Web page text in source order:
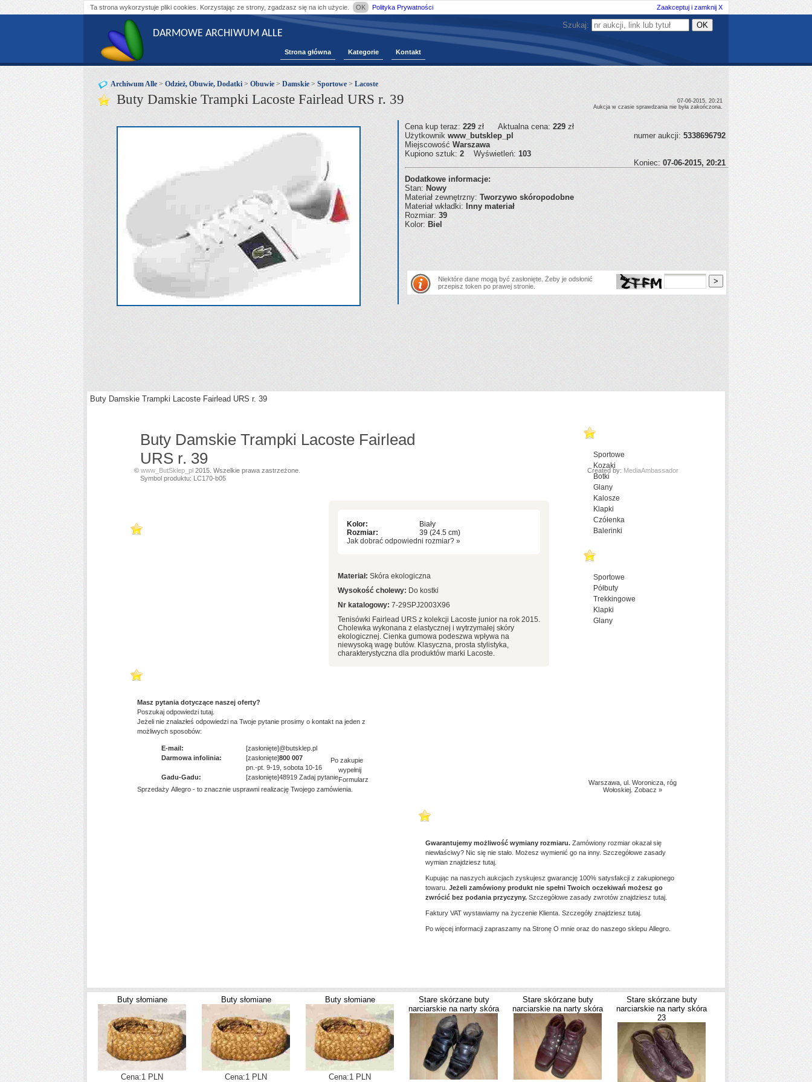
Ta strona wykorzystuje pliki cookies. Korzystając ze strony, zgadzasz się na ich użycie. OK Polityka Prywatności Zaakceptuj i zamknij X
DARMOWE ARCHIWUM ALLE
Strona główna Kategorie Kontakt
Szukaj:
Archiwum Alle > Odzież, Obuwie, Dodatki > Obuwie > Damskie > Sportowe > Lacoste
Buty Damskie Trampki Lacoste Fairlead URS r. 39
07-06-2015, 20:21
Aukcja w czasie sprawdzania nie była zakończona.
Cena kup teraz: 229 zł Aktualna cena: 229 zł
Użytkownik www_butsklep_pl numer aukcji: 5338696792
Miejscowość Warszawa
Kupiono sztuk: 2 Wyświetleń: 103
Koniec: 07-06-2015, 20:21
Dodatkowe informacje:
Stan: Nowy
Materiał zewnętrzny: Tworzywo skóropodobne
Materiał wkładki: Inny materiał
Rozmiar: 39
Kolor: Biel
Niektóre dane mogą być zasłonięte. Żeby je odsłonić
przepisz token po prawej stronie.
Buty Damskie Trampki Lacoste Fairlead URS r. 39
Buty Damskie Trampki Lacoste Fairlead
URS r. 39
Symbol produktu: LC170-b05
Kolor:
Biały
Rozmiar:
39 (24.5 cm)
Jak dobrać odpowiedni rozmiar? »
Materiał: Skóra ekologiczna
Wysokość cholewy: Do kostki
Nr katalogowy: 7-29SPJ2003X96
Tenisówki Fairlead URS z kolekcji Lacoste junior na rok 2015.
Cholewka wykonana z elastycznej i wytrzymałej skóry
ekologicznej. Cienka gumowa podeszwa wpływa na
niewysoką wagę butów. Klasyczna, prosta stylistyka,
charakterystyczna dla produktów marki Lacoste.
Sportowe
Kozaki
Botki
Glany
Kalosze
Klapki
Czółenka
Balerinki
Sportowe
Półbuty
Trekkingowe
Klapki
Glany
Warszawa, ul. Woronicza, róg
Wołoskiej. Zobacz »
Masz pytania dotyczące naszej oferty?
Poszukaj odpowiedzi tutaj.
Jeżeli nie znalazłeś odpowiedzi na Twoje pytanie prosimy o kontakt na jeden z
możliwych sposobów:
E-mail: [zasłonięte]@butsklep.pl
Darmowa infolinia:
800
[zasłonięte]
007
pn.-pt. 9-19, sobota 10-16
Gadu-Gadu:
[zasłonięte]48919 Zadaj pytanie
Po zakupie
wypełnij
Formularz
Sprzedaży Allegro - to znacznie usprawni realizację Twojego zamówienia.
Gwarantujemy możliwość wymiany rozmiaru.Zamówiony rozmiar okazał się
niewłaściwy? Nic się nie stało. Możesz wymienić go na inny. Szczegółowe zasady
wymian znajdziesz tutaj.
Kupując na naszych aukcjach zyskujesz gwarancję 100% satysfakcji z zakupionego
towaru. Jeżeli zamówiony produkt nie spełni Twoich oczekiwań możesz go
zwrócić bez podania przyczyny.Szczegółowe zasady zwrotów znajdziesz tutaj.
Faktury VAT wystawiamy na życzenie Klienta. Szczegóły znajdziesz tutaj.
Po więcej informacji zapraszamy na Stronę O mnie oraz do naszego sklepu Allegro.
© www_ButSklep_pl2015. Wszelkie prawa zastrzeżone. Created by: MediaAmbassador
Buty słomiane
Cena:1 PLN
Buty słomiane
Cena:1 PLN
Buty słomiane
Cena:1 PLN
Stare skórzane buty
narciarskie na narty skóra
Stare skórzane buty
narciarskie na narty skóra
Stare skórzane buty
narciarskie na narty skóra
23